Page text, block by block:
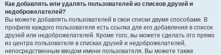
Как добавлять или удалять пользователей из списков друзей и
недоброжелателей?
Вы можете добавлять пользователей в свои списки двумя способами. В
профиле каждого пользователя есть ссылка для его добавления в список
друзей или недоброжелателей. Кроме того, вы можете сделать это прямо
из центра пользователя в списках друзей и недоброжелателей,
непосредственным вводом имени пользователя. Вы можете также